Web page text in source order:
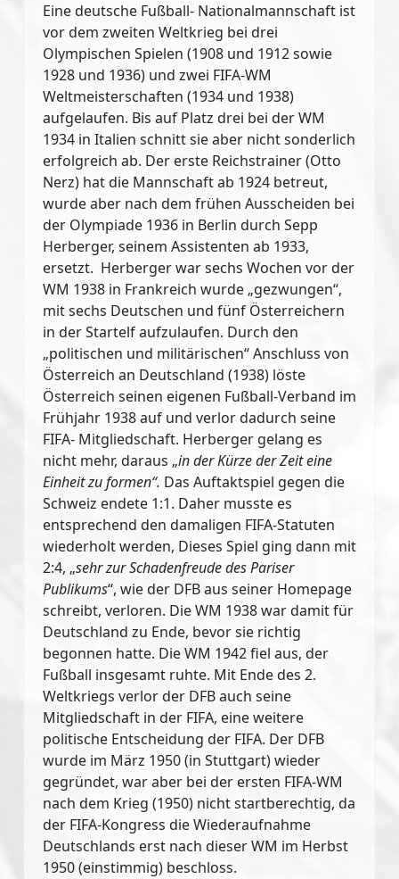
Eine deutsche Fußball- Nationalmannschaft ist
vor dem zweiten Weltkrieg bei drei
Olympischen Spielen (1908 und 1912 sowie
1928 und 1936) und zwei FIFA-WM
Weltmeisterschaften (1934 und 1938)
aufgelaufen. Bis auf Platz drei bei der WM
1934 in Italien schnitt sie aber nicht sonderlich
erfolgreich ab. Der erste Reichstrainer (Otto
Nerz) hat die Mannschaft ab 1924 betreut,
wurde aber nach dem frühen Ausscheiden bei
der Olympiade 1936 in Berlin durch Sepp
Herberger, seinem Assistenten ab 1933,
ersetzt. Herberger war sechs Wochen vor der
WM 1938 in Frankreich wurde „gezwungen“,
mit sechs Deutschen und fünf Österreichern
in der Startelf aufzulaufen. Durch den
„politischen und militärischen“ Anschluss von
Österreich an Deutschland (1938) löste
Österreich seinen eigenen Fußball-Verband im
Frühjahr 1938 auf und verlor dadurch seine
FIFA- Mitgliedschaft. Herberger gelang es
nicht mehr, daraus „in der Kürze der Zeit eine
Einheit zu formen“. Das Auftaktspiel gegen die
Schweiz endete 1:1. Daher musste es
entsprechend den damaligen FIFA-Statuten
wiederholt werden, Dieses Spiel ging dann mit
2:4, „sehr zur Schadenfreude des Pariser
Publikums“, wie der DFB aus seiner Homepage
schreibt, verloren. Die WM 1938 war damit für
Deutschland zu Ende, bevor sie richtig
begonnen hatte. Die WM 1942 fiel aus, der
Fußball insgesamt ruhte. Mit Ende des 2.
Weltkriegs verlor der DFB auch seine
Mitgliedschaft in der FIFA, eine weitere
politische Entscheidung der FIFA. Der DFB
wurde im März 1950 (in Stuttgart) wieder
gegründet, war aber bei der ersten FIFA-WM
nach dem Krieg (1950) nicht startberechtig, da
der FIFA-Kongress die Wiederaufnahme
Deutschlands erst nach dieser WM im Herbst
1950 (einstimmig) beschloss.